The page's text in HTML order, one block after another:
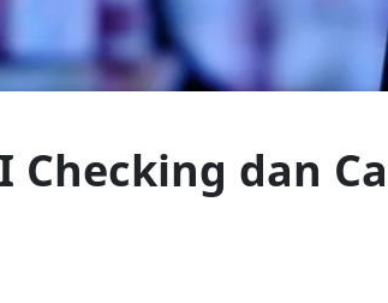
Checking dan